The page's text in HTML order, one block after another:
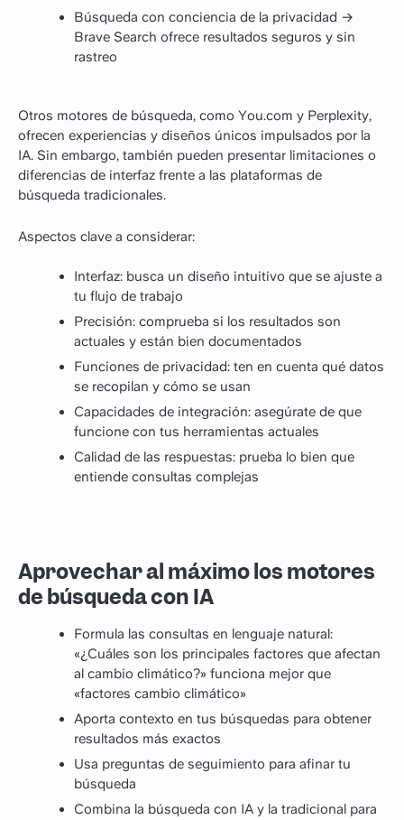
Búsqueda con conciencia de la privacidad →
Brave Search ofrece resultados seguros y sin
rastreo
Otros motores de búsqueda, como You.com y Perplexity,
ofrecen experiencias y diseños únicos impulsados por la
IA. Sin embargo, también pueden presentar limitaciones o
diferencias de interfaz frente a las plataformas de
búsqueda tradicionales.
Aspectos clave a considerar:
Interfaz: busca un diseño intuitivo que se ajuste a
tu flujo de trabajo
Precisión: comprueba si los resultados son
actuales y están bien documentados
Funciones de privacidad: ten en cuenta qué datos
se recopilan y cómo se usan
Capacidades de integración: asegúrate de que
funcione con tus herramientas actuales
Calidad de las respuestas: prueba lo bien que
entiende consultas complejas
Aprovechar al máximo los motores
de búsqueda con IA
Formula las consultas en lenguaje natural:
«¿Cuáles son los principales factores que afectan
al cambio climático?» funciona mejor que
«factores cambio climático»
Aporta contexto en tus búsquedas para obtener
resultados más exactos
Usa preguntas de seguimiento para afinar tu
búsqueda
Combina la búsqueda con IA y la tradicional para